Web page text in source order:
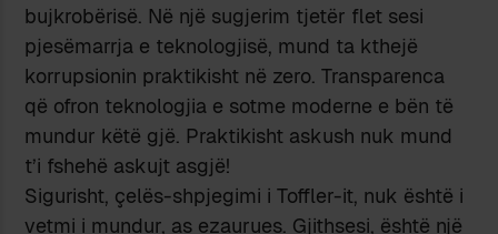
bujkrobërisë. Në një sugjerim tjetër flet sesi
pjesëmarrja e teknologjisë, mund ta kthejë
korrupsionin praktikisht në zero. Transparenca
që ofron teknologjia e sotme moderne e bën të
mundur këtë gjë. Praktikisht askush nuk mund
t’i fshehë askujt asgjë!
Sigurisht, çelës-shpjegimi i Toffler-it, nuk është i
vetmi i mundur, as ezaurues. Gjithsesi, është një